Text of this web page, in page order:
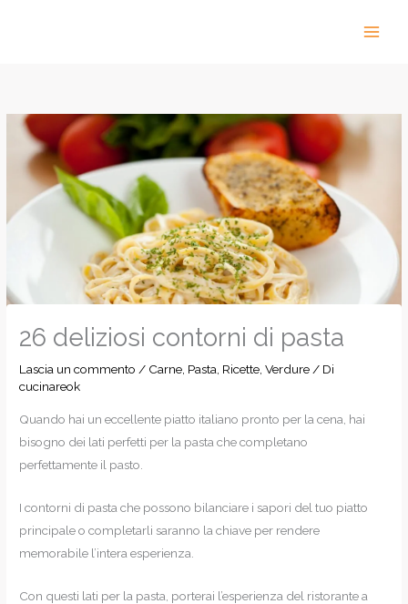
26 deliziosi contorni di pasta
Lascia un commento / Carne, Pasta, Ricette,Verdure/ Di
cucinareok
Quando hai un eccellente piatto italiano pronto per la cena, hai
bisogno dei lati perfetti per la pasta che completano
perfettamente il pasto.
I contorni di pasta che possono bilanciare i sapori del tuo piatto
principale o completarli saranno la chiave per rendere
memorabile l’intera esperienza.
Con questi lati per la pasta, porterai l’esperienza del ristorante a